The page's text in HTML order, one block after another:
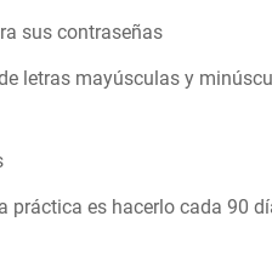
sus contraseñas
letras mayúsculas y
práctica es hacerlo cada 90